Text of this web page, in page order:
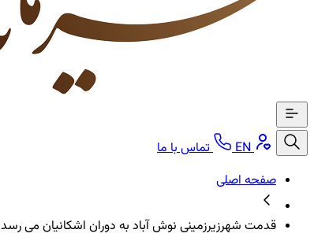
EN
تماس با ما
صفحه اصلی
قدمت شهرزیرزمینی نوش آباد به دوران اشکانیان می رسد